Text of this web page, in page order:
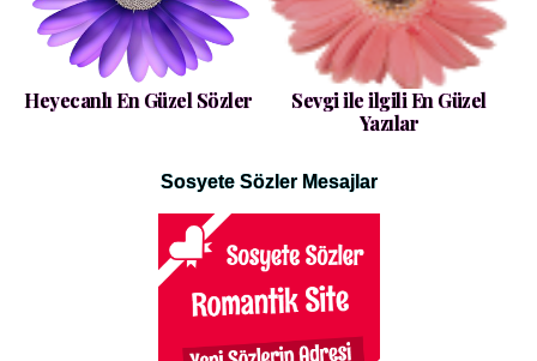
Heyecanlı En Güzel Sözler
Sevgi ile ilgili En Güzel
Yazılar
Sosyete Sözler Mesajlar